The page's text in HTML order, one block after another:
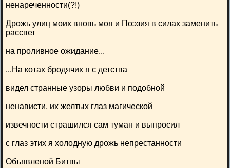
ненареченности(?!)
Дрожь улиц моих вновь моя и Поэзия в силах заменить
рассвет
на проливное ожидание...
...На котах бродячих я с детства
видел странные узоры любви и подобной
ненависти, их желтых глаз магической
извечности страшился сам туман и выпросил
с глаз этих я холодную дрожь непрестанности
Объявленой Битвы